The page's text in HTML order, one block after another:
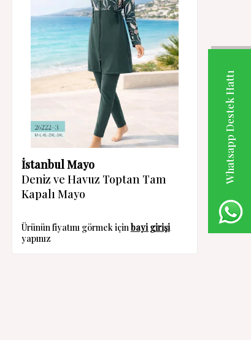
Whatsapp Destek Hattı
İstanbul Mayo
Deniz ve Havuz Toptan Tam
Kapalı Mayo
Ürünün fiyatını görmek için bayi girişi
yapınız